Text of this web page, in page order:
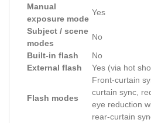
Manual
exposure mode
Yes
Subject / scene
modes
No
Built-in flash
No
External flash
Yes (via hot
Flash modes
Front-curtain
curtain sync,
eye reduction
rear-curtain